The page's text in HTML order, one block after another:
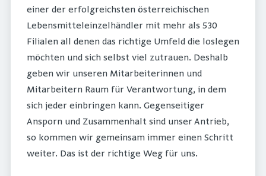
einer der erfolgreichsten österreichischen
Lebensmitteleinzelhändler mit mehr als 530
Filialen all denen das richtige Umfeld die loslegen
möchten und sich selbst viel zutrauen. Deshalb
geben wir unseren Mitarbeiterinnen und
Mitarbeitern Raum für Verantwortung, in dem
sich jeder einbringen kann. Gegenseitiger
Ansporn und Zusammenhalt sind unser Antrieb,
so kommen wir gemeinsam immer einen Schritt
weiter. Das ist der richtige Weg für uns.